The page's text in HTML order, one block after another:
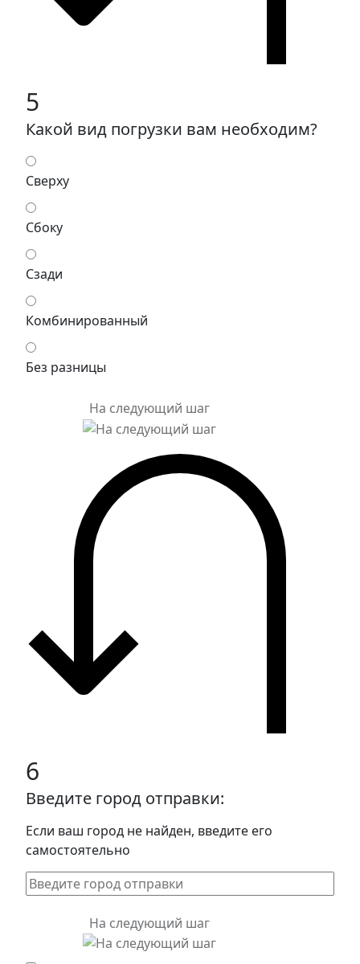
5
Какой вид погрузки вам необходим?
Сверху
Сбоку
Сзади
Комбинированный
Без разницы
На следующий шаг
6
Введите город отправки:
Если ваш город не найден, введите его
самостоятельно
На следующий шаг